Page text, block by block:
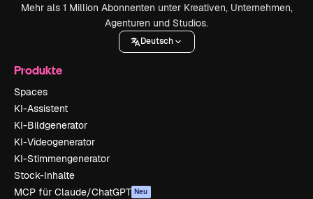
Mehr als 1 Million Abonnenten unter Kreativen, Unternehmen,
Agenturen und Studios.
Deutsch
Produkte
Spaces
KI-Assistent
KI-Bildgenerator
KI-Videogenerator
KI-Stimmengenerator
Stock-Inhalte
MCP für Claude/ChatGPT Neu